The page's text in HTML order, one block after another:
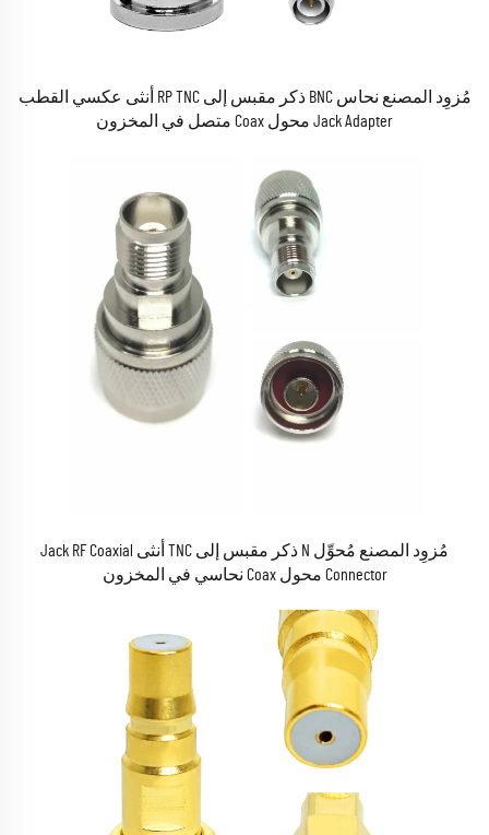
مُزوِد المصنع نحاس BNC ذكر مقبس إلى RP TNC أنثى عكسي القطب
Jack Adapter محول Coax متصل في المخزون
مُزوِد المصنع مُحوِّل N ذكر مقبس إلى TNC أنثى Jack RF Coaxial
Connector محول Coax نحاسي في المخزون